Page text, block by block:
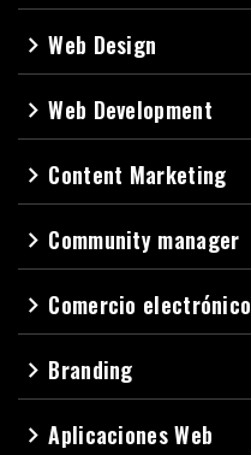
navigate_nextWeb Design
navigate_nextWeb Development
navigate_next Content Marketing
navigate_next Community manager
navigate_next Comercio electrónico
navigate_next Branding
navigate_nextAplicaciones Web